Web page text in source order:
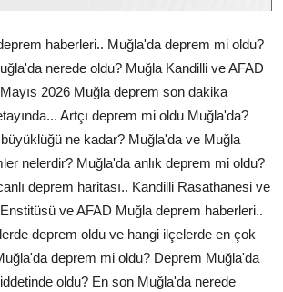
haberleri.. Muğla'da deprem mi oldu?
nerede oldu? Muğla Kandilli ve AFAD
2026 Muğla deprem son dakika
Artçı deprem mi oldu Muğla'da?
ne kadar? Muğla'da ve Muğla
nelerdir? Muğla'da anlık deprem mi oldu?
deprem haritası.. Kandilli Rasathanesi ve
ve AFAD Muğla deprem haberleri..
deprem oldu ve hangi ilçelerde en çok
deprem mi oldu? Deprem Muğla'da
oldu? En son Muğla'da nerede